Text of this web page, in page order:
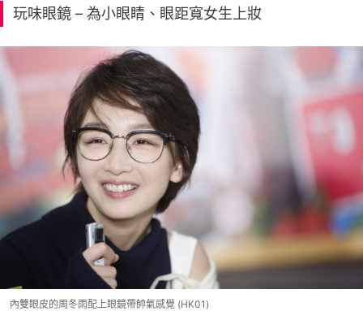
玩味眼鏡 – 為小眼睛、眼距寬女生上妝
內雙眼皮的周冬雨配上眼鏡帶帥氣感覺 (HK01)